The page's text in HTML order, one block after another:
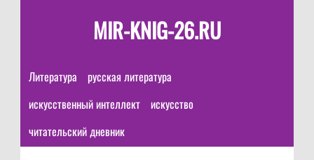
MIR-KNIG-26.RU
Литература
русская литература
искусственный интеллект
искусство
читательский дневник